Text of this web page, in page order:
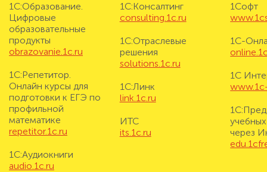
1С:Образование.
Цифровые
образовательные
продукты
obrazovanie.1c.ru
1С:Репетитор.
Онлайн курсы для
подготовки к ЕГЭ по
профильной
математике
repetitor.1c.ru
1С:Аудиокниги
audio.1c.ru
1С:Консалтинг
consulting.1c.ru
1С:Отраслевые
решения
solutions.1c.ru
1С:Линк
link.1c.ru
ИТС
its.1c.ru
1Софт
1С-
1С
через